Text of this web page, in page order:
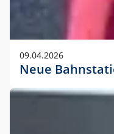
09.04.2026
Neue